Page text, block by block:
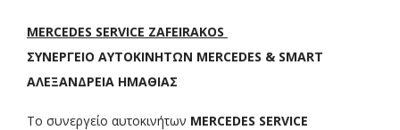
MERCEDES SERVICE ZAFEIRAKOS
ΣΥΝΕΡΓΕΙΟ ΑΥΤΟΚΙΝΗΤΩΝ MERCEDES & SMART
ΑΛΕΞΑΝΔΡΕΙΑ ΗΜΑΘΙΑΣ
To συνεργείο αυτοκινήτων MERCEDES SERVICE